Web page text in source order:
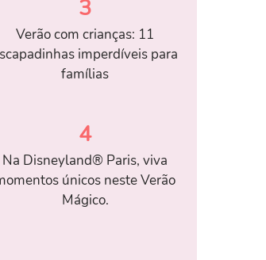
3
Verão com crianças: 11
imperdíveis para
famílias
4
Na Disneyland® Paris, viva
únicos neste Verão
Mágico.